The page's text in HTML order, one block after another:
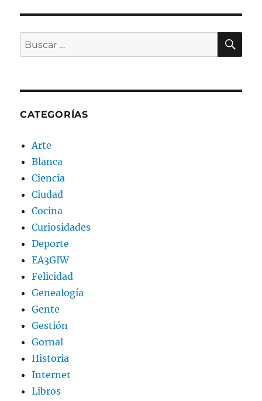
Buscar
por:
CATEGORÍAS
Arte
Blanca
Ciencia
Ciudad
Cocina
Curiosidades
Deporte
EA3GIW
Felicidad
Genealogía
Gente
Gestión
Gornal
Historia
Internet
Libros